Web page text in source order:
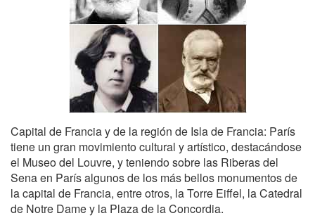
Capital de Francia y de la región de Isla de Francia: París
tiene un gran movimiento cultural y artístico, destacándose
el Museo del Louvre, y teniendo sobre las Riberas del
Sena en París algunos de los más bellos monumentos de
la capital de Francia, entre otros, la Torre Eiffel, la Catedral
de Notre Dame y la Plaza de la Concordia.